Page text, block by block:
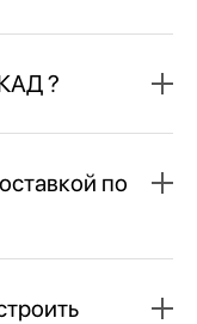
?
по